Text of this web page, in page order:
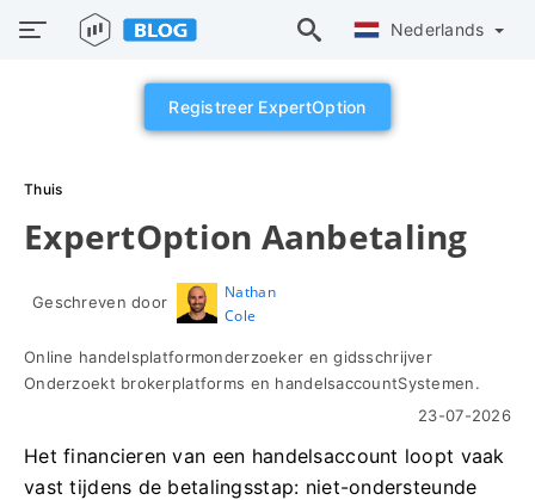
Nederlands
Registreer ExpertOption
Thuis
ExpertOption Aanbetaling
Geschreven door
Nathan
Cole
Online handelsplatformonderzoeker en gidsschrijver
Onderzoekt brokerplatforms en handelsaccountSystemen.
23-07-2026
Het financieren van een handelsaccount loopt vaak
vast tijdens de betalingsstap: niet-ondersteunde